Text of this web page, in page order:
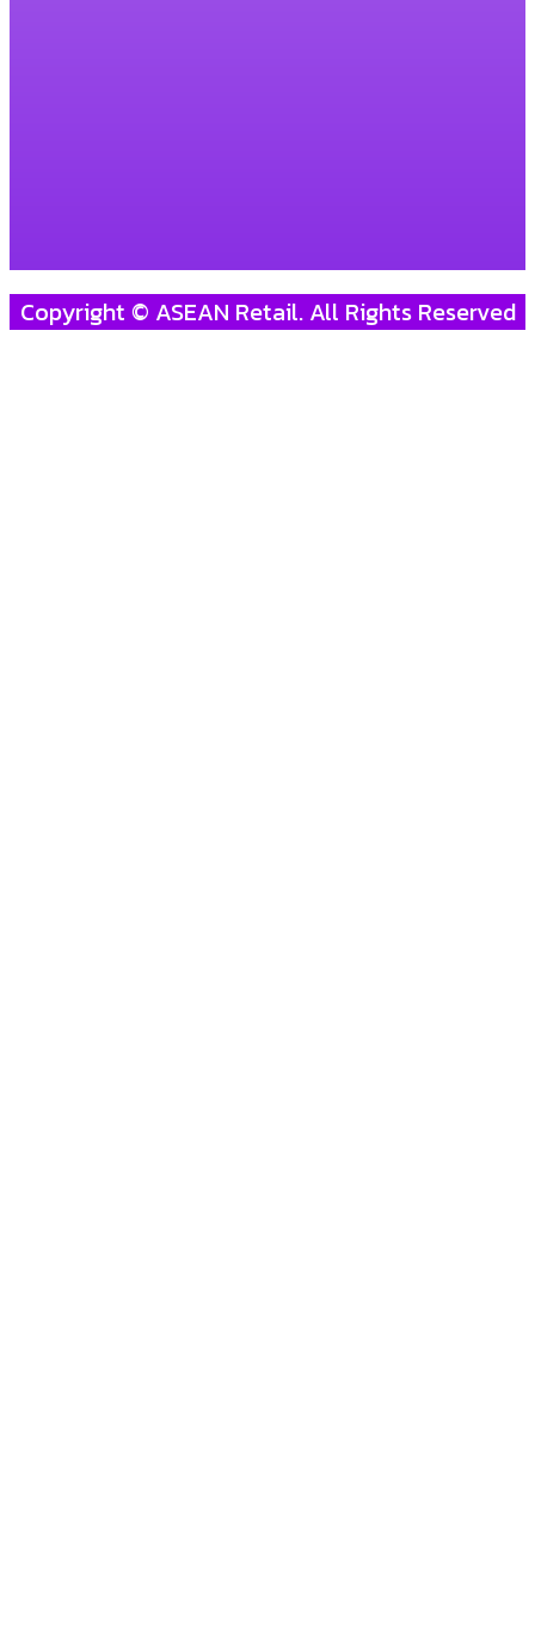
Copyright © ASEAN Retail. All Rights Reserved